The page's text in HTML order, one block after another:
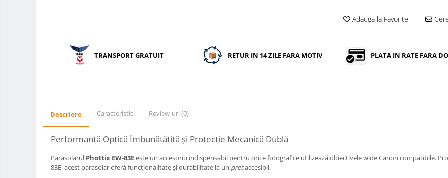
Curatare si intretinere
Adaptoare stativ port umbrela si
Comander TTL
Cabluri si Patine Sincron
Adauga la Favorite
TRANSPORT GRATUIT RETUR IN 14 ZILE FARA MOTIV PLATA IN RATE FARA
Descriere Caracteristici Review-uri (0)
Performanță Optică Îmbunătățită și Protecție Mecanică Dublă
Parasolarul Phottix EW-83Eeste un accesoriu indispensabil pentru orice fotograf ce utilizează obiectivele wide Canon compatibile.
83E, acest parasolar oferă funcționalitate și durabilitate la un prețaccesibil.